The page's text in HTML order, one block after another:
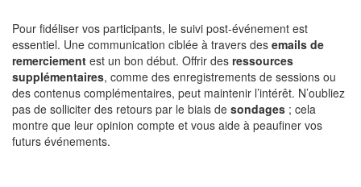
Pour fidéliser vos participants, le suivi post-événement est
essentiel. Une communication ciblée à travers des emails de
remerciement est un bon début. Offrir des ressources
supplémentaires, comme des enregistrements de sessions ou
des contenus complémentaires, peut maintenir l’intérêt. N’oubliez
pas de solliciter des retours par le biais de sondages ; cela
montre que leur opinion compte et vous aide à peaufiner vos
futurs événements.